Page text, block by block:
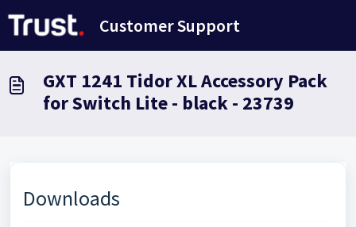
Customer Support
GXT 1241 Tidor XL Accessory Pack
for Switch Lite - black - 23739
Downloads